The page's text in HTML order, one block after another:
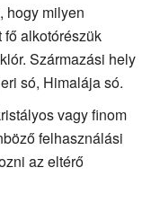
hogy milyen
fő alkotórészük
Származási hely
só, Himalája só.
vagy finom
felhasználási
az eltérő